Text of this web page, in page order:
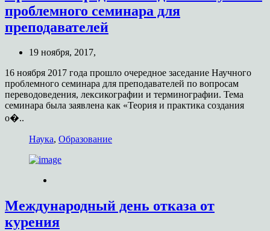
проблемного семинара для
преподавателей
19 ноября, 2017,
16 ноября 2017 года прошло очередное заседание Научного
проблемного семинара для преподавателей по вопросам
переводоведения, лексикографии и терминографии. Тема
семинара была заявлена как «Теория и практика создания
о�..
Наука, Образование
Международный день отказа от
курения